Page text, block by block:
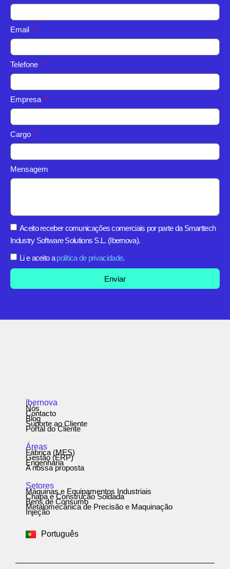
Email
Telefone
Empresa
Cargo
Mensagem
Aceito receber comunicações comerciais por parte da Smarttech
Industry Software Solutions S.L. (Ibernova).
Li e aceito apolítica de privacidade.
Enviar
Ibernova
Nós
Contacto
Blog
Suporte ao Cliente
Portal do Cliente
Áreas
Fábrica (MES)
Gestão (ERP)
Engenharia
A nossa proposta
Setores
Máquinas e Equipamentos Industriais
Chapa e Construção Soldada
Bens de Consumo
Metalomecânica de Precisão e Maquinação
Injeção
Português
Español
Deutsch